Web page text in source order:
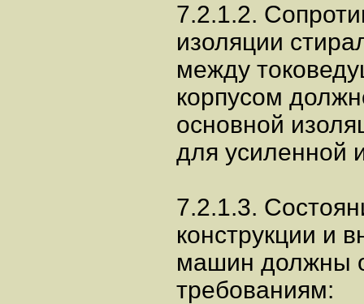
7.2.1.2.
изоляции
между
корпусом
основной
для усиленной
7.2.1.3.
конструкции и
машин должны
требованиям: